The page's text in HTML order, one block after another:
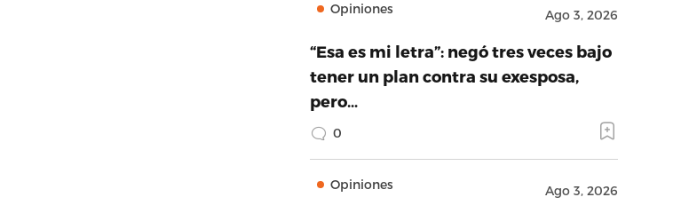
Opiniones Ago 3, 2026
“Esa es mi letra”: negó tres veces bajo
tener un plan contra su exesposa,
pero…
0
Opiniones Ago 3, 2026